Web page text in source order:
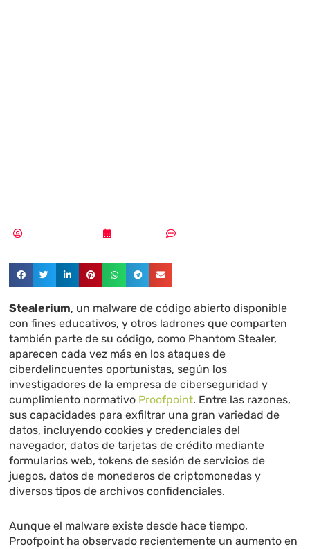
Stealerium, un malware de código abierto disponible
con fines educativos, y otros ladrones que comparten
también parte de su código, como Phantom Stealer,
aparecen cada vez más en los ataques de
ciberdelincuentes oportunistas, según los
investigadores de la empresa de ciberseguridad y
cumplimiento normativo Proofpoint. Entre las razones,
sus capacidades para exfiltrar una gran variedad de
datos, incluyendo cookies y credenciales del
navegador, datos de tarjetas de crédito mediante
formularios web, tokens de sesión de servicios de
juegos, datos de monederos de criptomonedas y
diversos tipos de archivos confidenciales.
Aunque el malware existe desde hace tiempo,
Proofpoint ha observado recientemente un aumento en